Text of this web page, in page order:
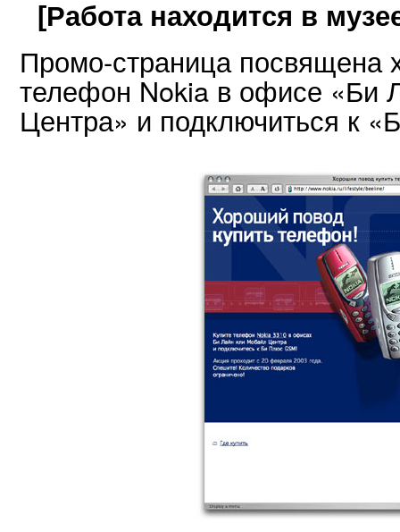
[Работа находится в
Промо-страница посвящена
телефон Nokia в офисе «Би
Центра» и подключиться к